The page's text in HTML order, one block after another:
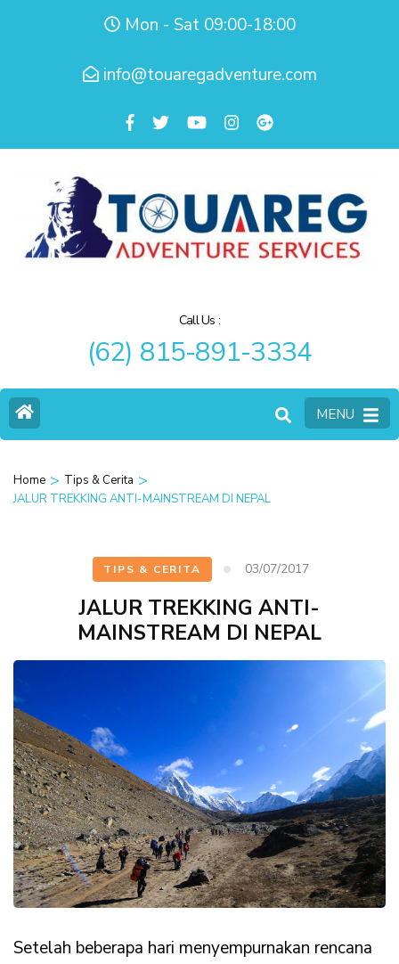
Mon - Sat 09:00-18:00
info@touaregadventure.com
Call Us :
(62) 815-891-3334
MENU
Home > Tips & Cerita >
JALUR TREKKING ANTI-MAINSTREAM DI NEPAL
TIPS & CERITA 03/07/2017
JALUR TREKKING ANTI-
MAINSTREAM DI NEPAL
Setelah beberapa hari menyempurnakan rencana